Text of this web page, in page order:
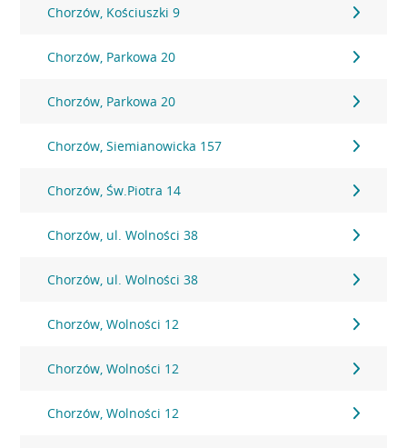
Chorzów, Kościuszki 9
Chorzów, Parkowa 20
Chorzów, Parkowa 20
Chorzów, Siemianowicka 157
Chorzów, Św.Piotra 14
Chorzów, ul. Wolności 38
Chorzów, ul. Wolności 38
Chorzów, Wolności 12
Chorzów, Wolności 12
Chorzów, Wolności 12